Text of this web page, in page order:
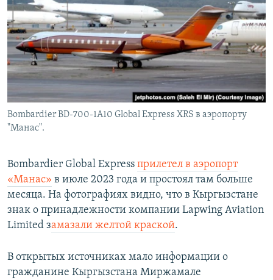
Bombardier BD-700-1A10 Global Express XRS в аэропорту
"Манас".
Bombardier Global Express прилетел в аэропорт
«Манас» в июле 2023 года и простоял там больше
месяца. На фотографиях видно, что в Кыргызстане
знак о принадлежности компании Lapwing Aviation
Limited замазали желтой краской.
В открытых источниках мало информации о
гражданине Кыргызстана Миржамале